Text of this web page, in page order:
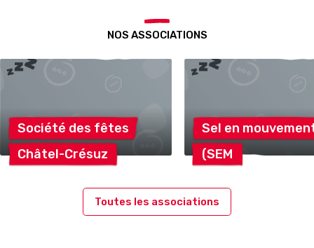
NOS ASSOCIATIONS
Société des fêtes
Châtel-Crésuz
Sel en
(SEM
Toutes les associations